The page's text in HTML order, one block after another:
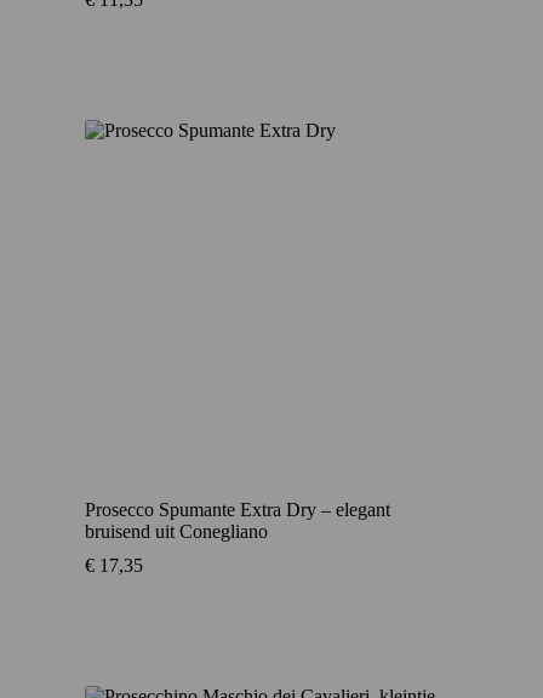
Prosecco Spumante Extra Dry – elegant
bruisend uit Conegliano
€ 17,35